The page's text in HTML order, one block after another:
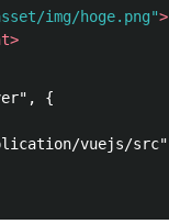
img/hoge.png">
{
vuejs/src"